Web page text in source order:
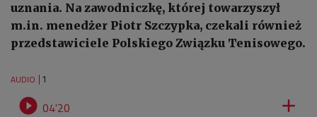
uznania. Na zawodniczkę, której towarzyszył
m.in. menedżer Piotr Szczypka, czekali również
przedstawiciele Polskiego Związku Tenisowego.
AUDIO 1
 04'20 